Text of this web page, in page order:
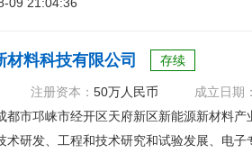
材料科技有限公司 存续
注册资本： 50万人民币
成立日期
都市邛崃市经开区天府新区新能源新材料
术研发、工程和技术研究和试验发展、电